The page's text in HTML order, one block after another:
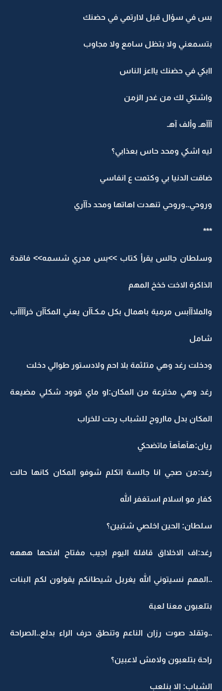
بس في سؤال قبل لاارتمي في حضنك
بتسمعني ولا بتظل سامع ولا مجاوب
اابكي في حضنك يااعز الناس
واشتكي لك من غدر الزمن
آآآهـ وألف آهـ
ليه اشكي ومحد حاس بعذابي؟
ضاقت الدنيا بي وكتمت ع انفاسي
وروحي..وروحي تنهدت اهاتها ومحد دآآري
***
وسلطان جالس يقرأ كتاب >>بس مدري شسمه>> فاقدة
الذاكرة الاخت خخخ المهم
والملاآآبس مرمية باهمال بكل مـكـآآن يعني المكآآن خرآآآآب
شامل
ودخلت رغد وهي متلثمة بلا احم ولادستور طوالي دخلت
رغد وهي مخترعة من المكان:او ماي قوود شكلي مضيعة
المكان بدل مااروح للشباب رحت للخراب
ريان:هآهآهآ ماتضحكي
رغد:من صجي انا جالسة اتكلم شوفو المكان كانها حالت
كفار مو اسلام استغفر الله
سلطان: الحين اخلصي شتبين؟
رغد:اف الاخلااق قافلة اليوم اجيب مفتاح افتحها هههه
..المهم نسيتوني الله يغربل شيطانكم يقولون لكم البنات
بتلعبون معنا لعبة
..وتقلد صوت رزان الناعم وتنطق حرف الراء بدلع..الصراحة
راحة بتلعبون ولامش لاعبين؟
الشباب: الا بنلعب